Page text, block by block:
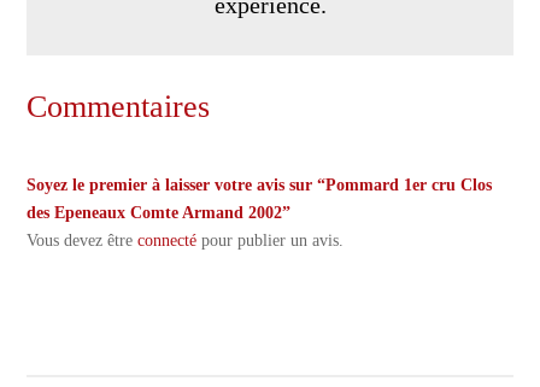
Commentaires
Soyez le premier à laisser votre avis sur “Pommard 1er cru Clos
des Epeneaux Comte Armand 2002”
Vous devez êtreconnecté pour publier un avis.